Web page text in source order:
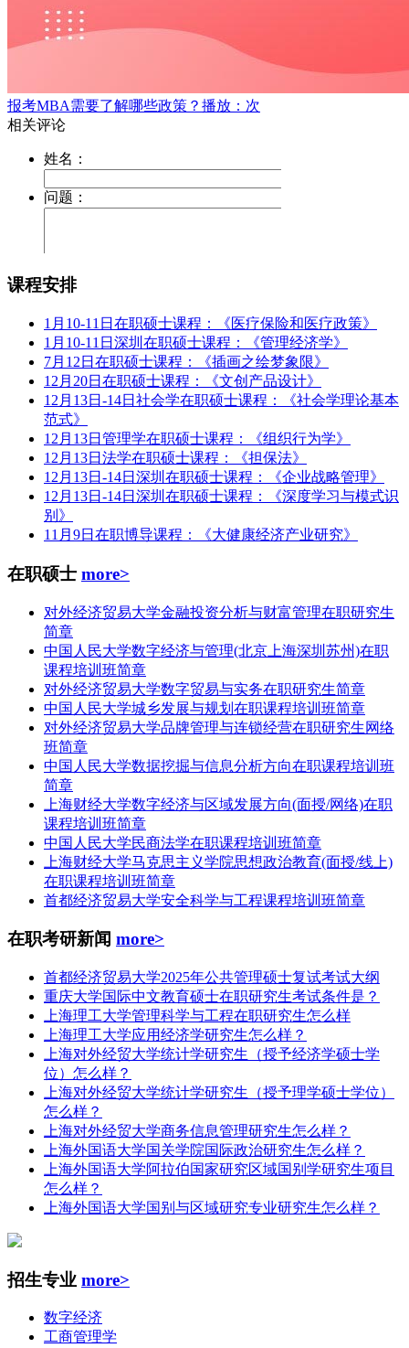
报考MBA需要了解哪些政策？ 播放：次
课程安排
1月10-11日在职硕士课程：《医疗保险和医疗政策》
1月10-11日深圳在职硕士课程：《管理经济学》
7月12日在职硕士课程：《插画之绘梦象限》
12月20日在职硕士课程：《文创产品设计》
12月13日-14日社会学在职硕士课程：《社会学理论基本
范式》
12月13日管理学在职硕士课程：《组织行为学》
12月13日法学在职硕士课程：《担保法》
12月13日-14日深圳在职硕士课程：《企业战略管理》
12月13日-14日深圳在职硕士课程：《深度学习与模式识
别》
11月9日在职博导课程：《大健康经济产业研究》
在职硕士 more>
对外经济贸易大学金融投资分析与财富管理在职研究生
简章
中国人民大学数字经济与管理(北京上海深圳苏州)在职
课程培训班简章
对外经济贸易大学数字贸易与实务在职研究生简章
中国人民大学城乡发展与规划在职课程培训班简章
对外经济贸易大学品牌管理与连锁经营在职研究生网络
班简章
中国人民大学数据挖掘与信息分析方向在职课程培训班
简章
上海财经大学数字经济与区域发展方向(面授/网络)在职
课程培训班简章
中国人民大学民商法学在职课程培训班简章
上海财经大学马克思主义学院思想政治教育(面授/线上)
在职课程培训班简章
首都经济贸易大学安全科学与工程课程培训班简章
在职考研新闻 more>
首都经济贸易大学2025年公共管理硕士复试考试大纲
重庆大学国际中文教育硕士在职研究生考试条件是？
上海理工大学管理科学与工程在职研究生怎么样
上海理工大学应用经济学研究生怎么样？
上海对外经贸大学统计学研究生（授予经济学硕士学
位）怎么样？
上海对外经贸大学统计学研究生（授予理学硕士学位）
怎么样？
上海对外经贸大学商务信息管理研究生怎么样？
上海外国语大学国关学院国际政治研究生怎么样？
上海外国语大学阿拉伯国家研究区域国别学研究生项目
怎么样？
上海外国语大学国别与区域研究专业研究生怎么样？
招生专业 more>
数字经济
工商管理学